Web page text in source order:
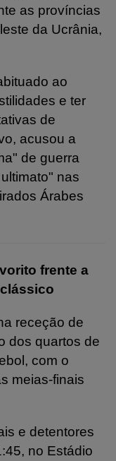
as províncias
da Ucrânia,
ao
e ter
de
acusou a
de guerra
nas
Árabes
frente a
receção de
dos quartos de
com o
meias-finais
e detentores
no Estádio